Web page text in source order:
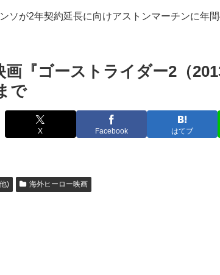
海外が大騒ぎ
本経済を支えて生かしている
しい…（ﾌﾞﾙﾌﾞﾙ」＝韓国の反
お前がナンバーワンだ」 熊
本の対応のスピードに世界が
細かい情報まで含めて構成さ
超人気Vチ
【艦これ】
【艦これ】
イハツ駆逐
ソが2年契約延長に向けアストンマーチンに年
画『ゴーストライダー2（
で
X Facebook はてブ
) 海外ヒーロー映画